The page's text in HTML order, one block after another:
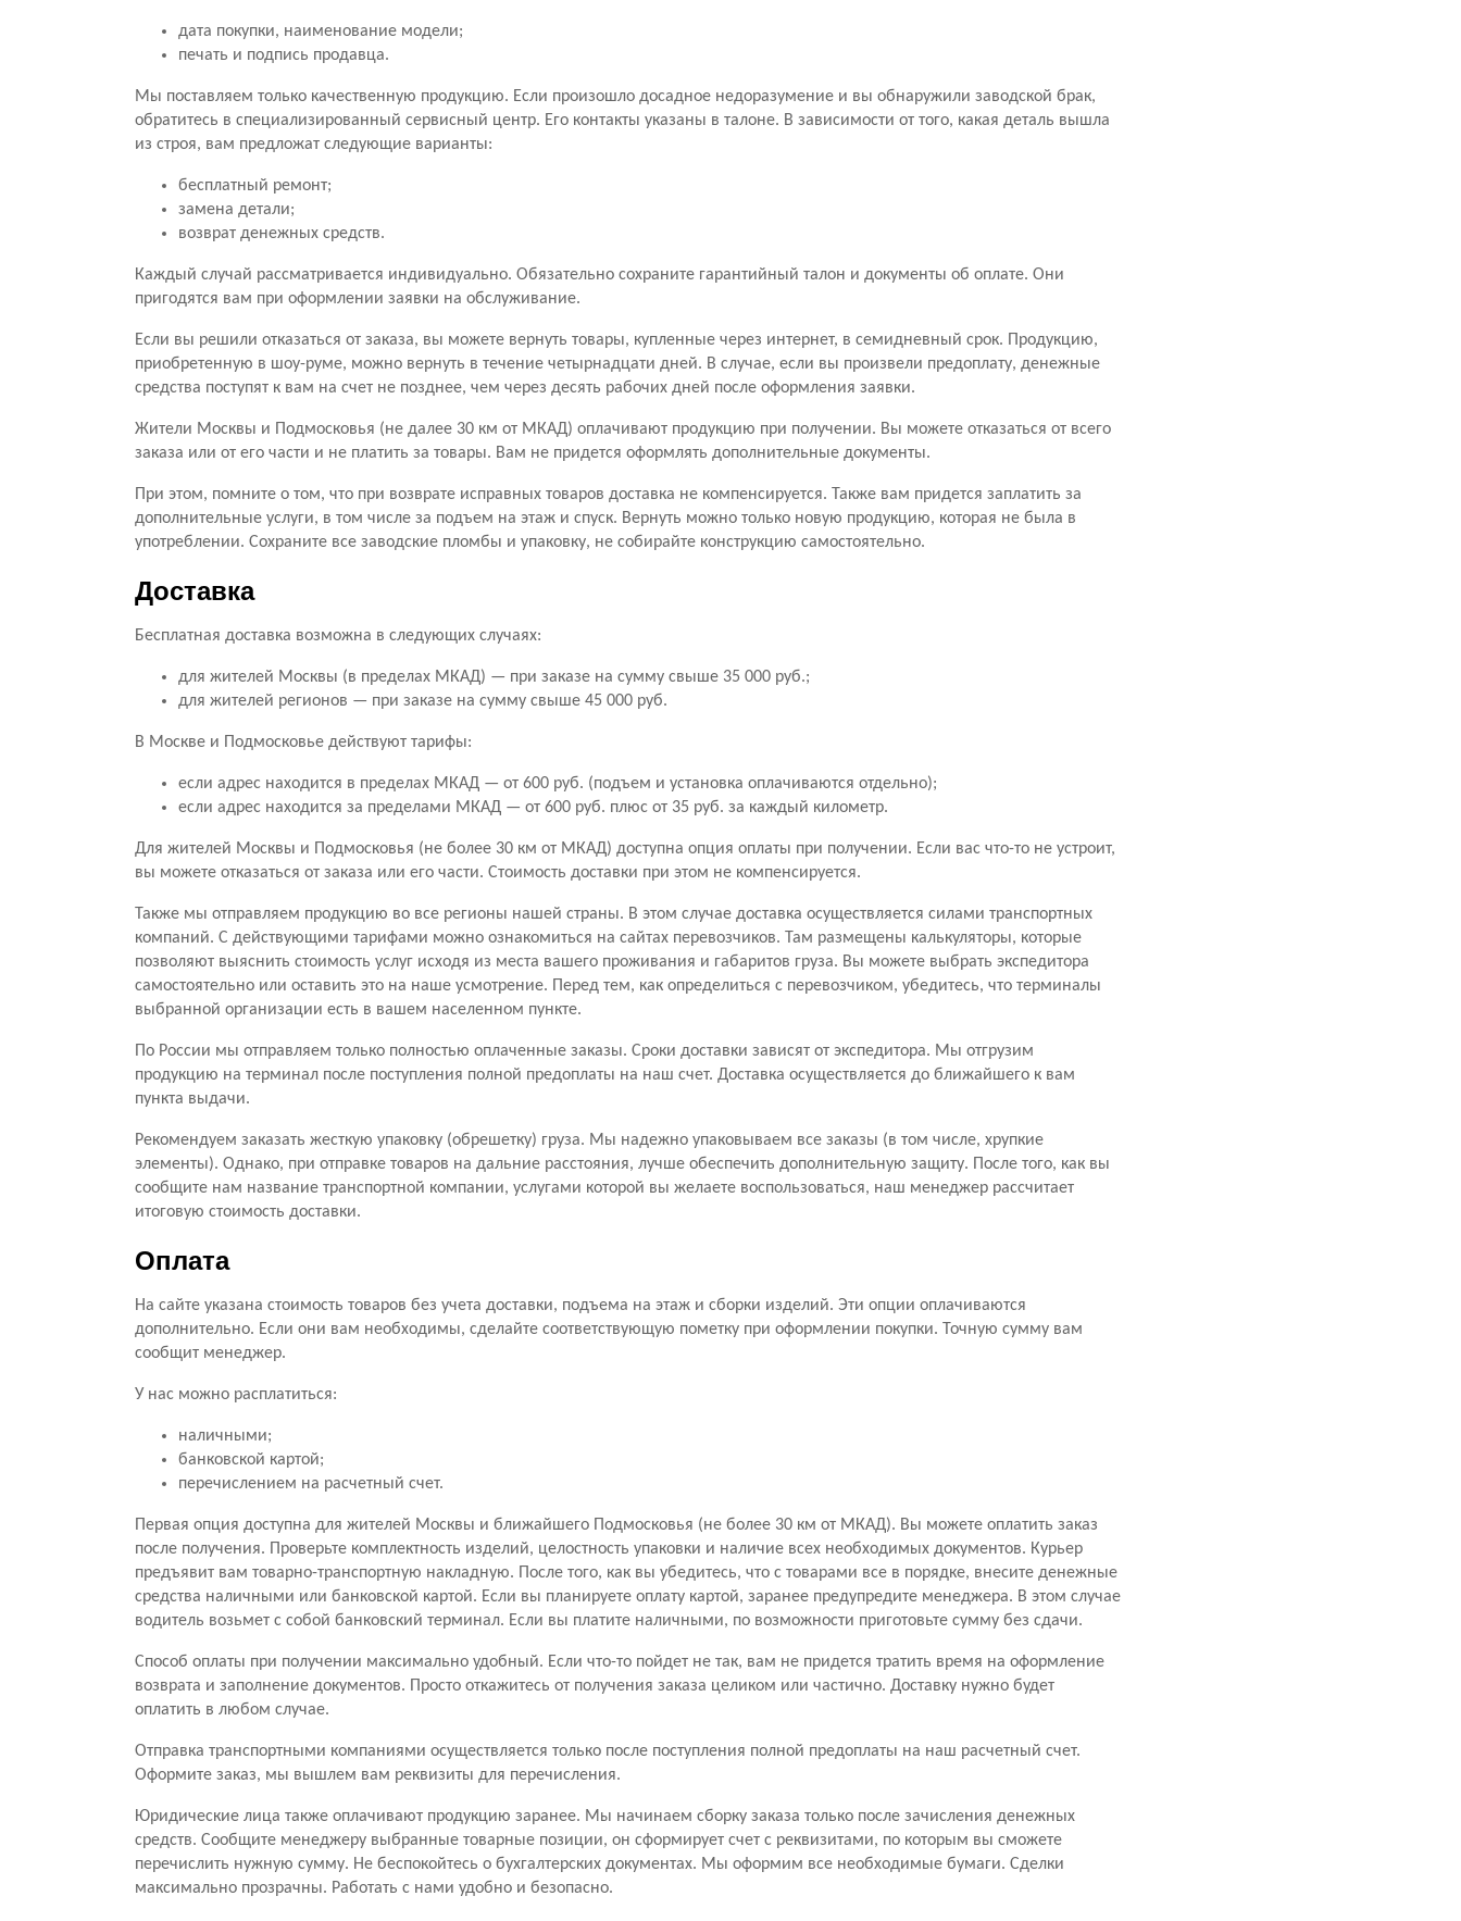
дата покупки, наименование модели;
печать и подпись продавца.
Мы поставляем только качественную продукцию. Если произошло досадное недоразумение и вы обнаружили заводской брак,
обратитесь в специализированный сервисный центр. Его контакты указаны в талоне. В зависимости от того, какая деталь вышла
из строя, вам предложат следующие варианты:
бесплатный ремонт;
замена детали;
возврат денежных средств.
Каждый случай рассматривается индивидуально. Обязательно сохраните гарантийный талон и документы об оплате. Они
пригодятся вам при оформлении заявки на обслуживание.
Если вы решили отказаться от заказа, вы можете вернуть товары, купленные через интернет, в семидневный срок. Продукцию,
приобретенную в шоу-руме, можно вернуть в течение четырнадцати дней. В случае, если вы произвели предоплату, денежные
средства поступят к вам на счет не позднее, чем через десять рабочих дней после оформления заявки.
Жители Москвы и Подмосковья (не далее 30 км от МКАД) оплачивают продукцию при получении. Вы можете отказаться от всего
заказа или от его части и не платить за товары. Вам не придется оформлять дополнительные документы.
При этом, помните о том, что при возврате исправных товаров доставка не компенсируется. Также вам придется заплатить за
дополнительные услуги, в том числе за подъем на этаж и спуск. Вернуть можно только новую продукцию, которая не была в
употреблении. Сохраните все заводские пломбы и упаковку, не собирайте конструкцию самостоятельно.
Доставка
Бесплатная доставка возможна в следующих случаях:
для жителей Москвы (в пределах МКАД) — при заказе на сумму свыше 35 000 руб.;
для жителей регионов — при заказе на сумму свыше 45 000 руб.
В Москве и Подмосковье действуют тарифы:
если адрес находится в пределах МКАД — от 600 руб. (подъем и установка оплачиваются отдельно);
если адрес находится за пределами МКАД — от 600 руб. плюс от 35 руб. за каждый километр.
Для жителей Москвы и Подмосковья (не более 30 км от МКАД) доступна опция оплаты при получении. Если вас что-то не устроит,
вы можете отказаться от заказа или его части. Стоимость доставки при этом не компенсируется.
Также мы отправляем продукцию во все регионы нашей страны. В этом случае доставка осуществляется силами транспортных
компаний. С действующими тарифами можно ознакомиться на сайтах перевозчиков. Там размещены калькуляторы, которые
позволяют выяснить стоимость услуг исходя из места вашего проживания и габаритов груза. Вы можете выбрать экспедитора
самостоятельно или оставить это на наше усмотрение. Перед тем, как определиться с перевозчиком, убедитесь, что терминалы
выбранной организации есть в вашем населенном пункте.
По России мы отправляем только полностью оплаченные заказы. Сроки доставки зависят от экспедитора. Мы отгрузим
продукцию на терминал после поступления полной предоплаты на наш счет. Доставка осуществляется до ближайшего к вам
пункта выдачи.
Рекомендуем заказать жесткую упаковку (обрешетку) груза. Мы надежно упаковываем все заказы (в том числе, хрупкие
элементы). Однако, при отправке товаров на дальние расстояния, лучше обеспечить дополнительную защиту. После того, как вы
сообщите нам название транспортной компании, услугами которой вы желаете воспользоваться, наш менеджер рассчитает
итоговую стоимость доставки.
Оплата
На сайте указана стоимость товаров без учета доставки, подъема на этаж и сборки изделий. Эти опции оплачиваются
дополнительно. Если они вам необходимы, сделайте соответствующую пометку при оформлении покупки. Точную сумму вам
сообщит менеджер.
У нас можно расплатиться:
наличными;
банковской картой;
перечислением на расчетный счет.
Первая опция доступна для жителей Москвы и ближайшего Подмосковья (не более 30 км от МКАД). Вы можете оплатить заказ
после получения. Проверьте комплектность изделий, целостность упаковки и наличие всех необходимых документов. Курьер
предъявит вам товарно-транспортную накладную. После того, как вы убедитесь, что с товарами все в порядке, внесите денежные
средства наличными или банковской картой. Если вы планируете оплату картой, заранее предупредите менеджера. В этом случае
водитель возьмет с собой банковский терминал. Если вы платите наличными, по возможности приготовьте сумму без сдачи.
Способ оплаты при получении максимально удобный. Если что-то пойдет не так, вам не придется тратить время на оформление
возврата и заполнение документов. Просто откажитесь от получения заказа целиком или частично. Доставку нужно будет
оплатить в любом случае.
Отправка транспортными компаниями осуществляется только после поступления полной предоплаты на наш расчетный счет.
Оформите заказ, мы вышлем вам реквизиты для перечисления.
Юридические лица также оплачивают продукцию заранее. Мы начинаем сборку заказа только после зачисления денежных
средств. Сообщите менеджеру выбранные товарные позиции, он сформирует счет с реквизитами, по которым вы сможете
перечислить нужную сумму. Не беспокойтесь о бухгалтерских документах. Мы оформим все необходимые бумаги. Сделки
максимально прозрачны. Работать с нами удобно и безопасно.